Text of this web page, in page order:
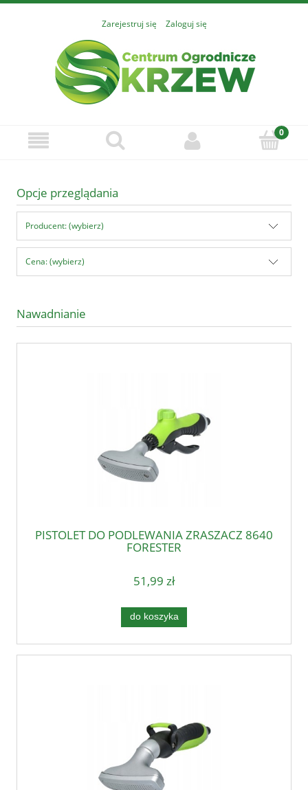
Zarejestruj się Zaloguj się
Opcje przeglądania
Producent: (wybierz)
Cena: (wybierz)
Nawadnianie
PISTOLET DO PODLEWANIA ZRASZACZ 8640
FORESTER
51,99 zł
do koszyka